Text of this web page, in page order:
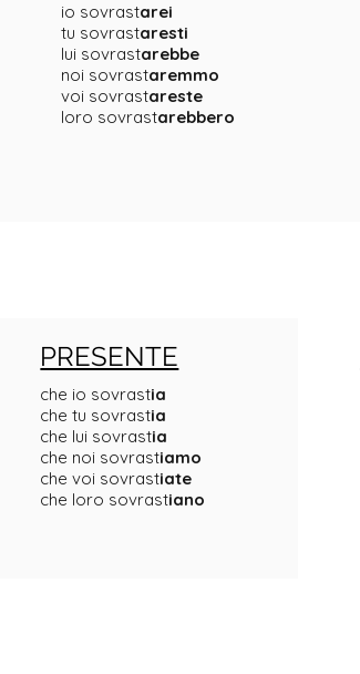
io sovrastarei
tu sovrastaresti
lui sovrastarebbe
noi sovrastaremmo
voi sovrastareste
loro sovrastarebbero
PRESENTE
che io sovrastia
che tu sovrastia
che lui sovrastia
che noi sovrastiamo
che voi sovrastiate
che loro sovrastiano